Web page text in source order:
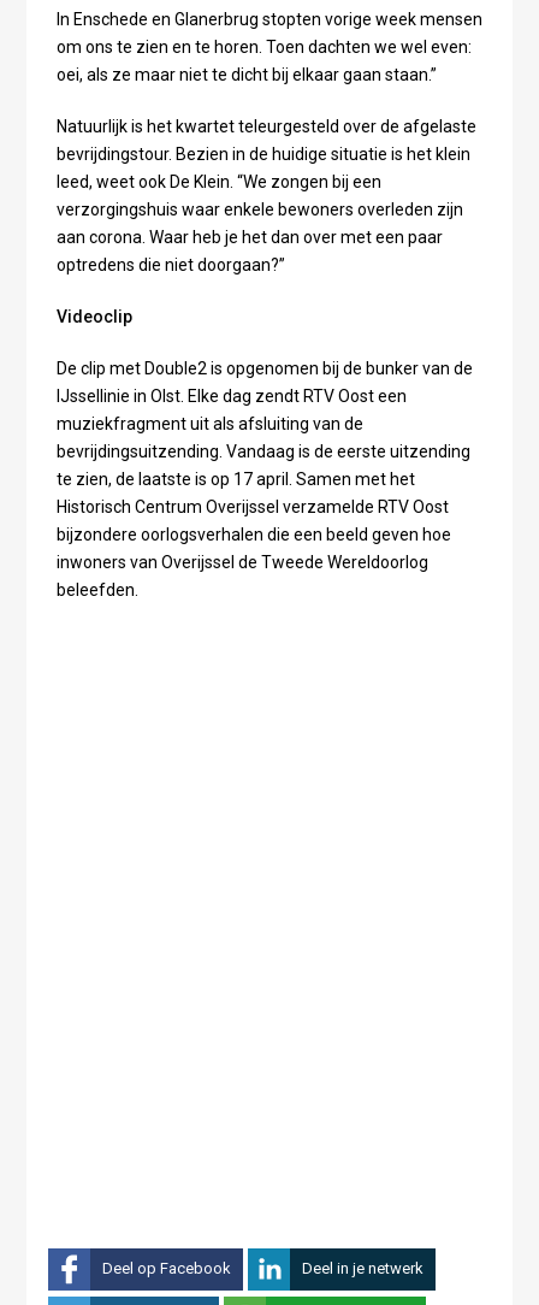
In Enschede en Glanerbrug stopten vorige week mensen
om ons te zien en te horen. Toen dachten we wel even:
oei, als ze maar niet te dicht bij elkaar gaan staan.”
Natuurlijk is het kwartet teleurgesteld over de afgelaste
bevrijdingstour. Bezien in de huidige situatie is het klein
leed, weet ook De Klein. “We zongen bij een
verzorgingshuis waar enkele bewoners overleden zijn
aan corona. Waar heb je het dan over met een paar
optredens die niet doorgaan?”
Videoclip
De clip met Double2 is opgenomen bij de bunker van de
IJssellinie in Olst. Elke dag zendt RTV Oost een
muziekfragment uit als afsluiting van de
bevrijdingsuitzending. Vandaag is de eerste uitzending
te zien, de laatste is op 17 april. Samen met het
Historisch Centrum Overijssel verzamelde RTV Oost
bijzondere oorlogsverhalen die een beeld geven hoe
inwoners van Overijssel de Tweede Wereldoorlog
beleefden.
Deel op Facebook Deel in je netwerk